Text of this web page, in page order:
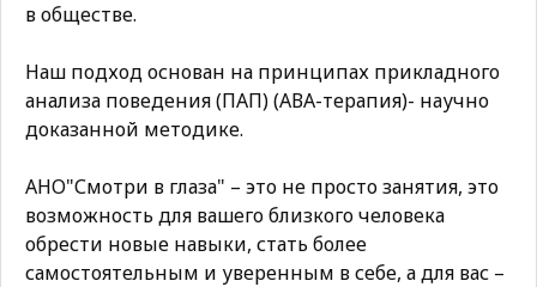
в обществе.
Наш подход основан на принципах прикладного
анализа поведения (ПАП) (АВА-терапия)- научно
доказанной методике.
АНО"Смотри в глаза" – это не просто занятия, это
возможность для вашего близкого человека
обрести новые навыки, стать более
самостоятельным и уверенным в себе, а для вас –